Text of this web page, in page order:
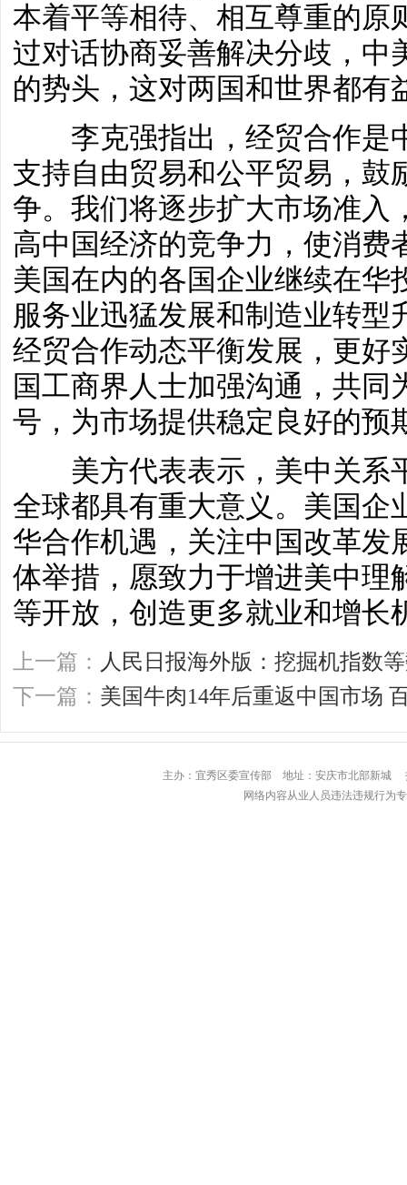
本着平等相待、相互尊重的原
过对话协商妥善解决分歧，中
的势头，这对两国和世界都有
李克强指出，经贸合作是
支持自由贸易和公平贸易，鼓
争。我们将逐步扩大市场准入
高中国经济的竞争力，使消费
美国在内的各国企业继续在华
服务业迅猛发展和制造业转型
经贸合作动态平衡发展，更好
国工商界人士加强沟通，共同
号，为市场提供稳定良好的预
美方代表表示，美中关系
全球都具有重大意义。美国企
华合作机遇，关注中国改革发
体举措，愿致力于增进美中理
等开放，创造更多就业和增长
上一篇： 人民日报海外版：挖掘机指数
下一篇： 美国牛肉14年后重返中国市场
主办：宜秀区委宣传部 地址：安庆市北
网络内容从业人员违法违规行